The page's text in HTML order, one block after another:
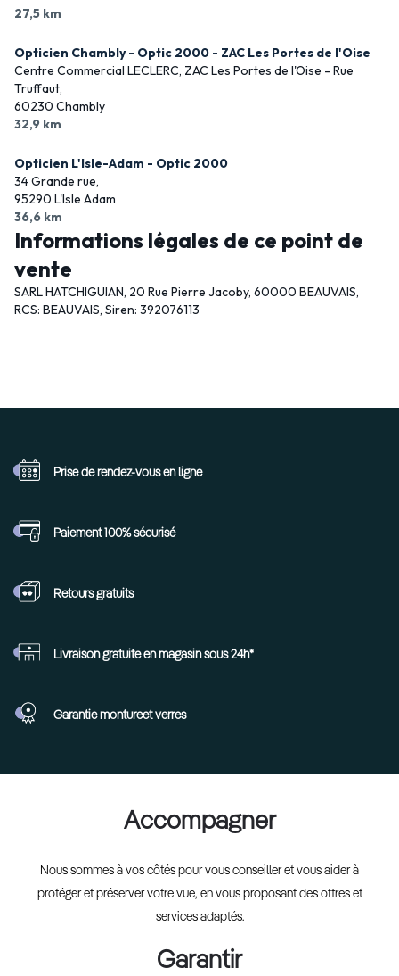
27,5 km
Opticien Chambly - Optic 2000 - ZAC Les Portes de l'Oise
Centre Commercial LECLERC, ZAC Les Portes de l'Oise - Rue
Truffaut,
60230 Chambly
32,9 km
Opticien L'Isle-Adam - Optic 2000
34 Grande rue,
95290 L'Isle Adam
36,6 km
Informations légales de ce point de
vente
SARL HATCHIGUIAN, 20 Rue Pierre Jacoby, 60000 BEAUVAIS,
RCS: BEAUVAIS, Siren: 392076113
Prise de rendez-vous en ligne
Paiement 100%sécurisé
Retoursgratuits
Livraison gratuite en magasin sous 24h*
Garantie montureet verres
Accompagner
Nous sommes à vos côtés pour vous conseiller et vous aider à
protéger et préserver votre vue, en vous proposant des offres et
services adaptés.
Garantir